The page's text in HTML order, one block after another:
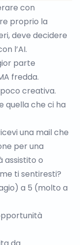
con
proprio la
deve decidere
l’AI.
parte
fredda.
creativa.
quella che ci ha
una mail che
per una
assistito o
ti sentiresti?
a 5 (molto a